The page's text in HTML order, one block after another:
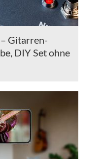
Gitarren-
DIY Set ohne